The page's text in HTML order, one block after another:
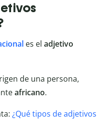
es el adjetivo
de una persona,
africano.
¿Qué tipos de adjetivos